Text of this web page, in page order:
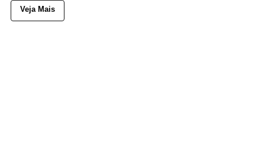
Veja Mais